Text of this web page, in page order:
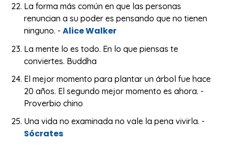
La forma más común en que las personas
renuncian a su poder es pensando que no tienen
ninguno. -Alice Walker
La mente lo es todo. En lo que piensas te
conviertes. Buddha
El mejor momento para plantar un árbol fue hace
20 años. El segundo mejor momento es ahora. -
Proverbio chino
Una vida no examinada no vale la pena vivirla. -
Sócrates